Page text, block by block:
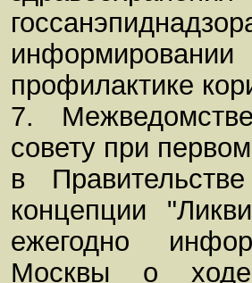
профилактике
7.
совету при
в
концепции
ежегодно
Москвы о ходе